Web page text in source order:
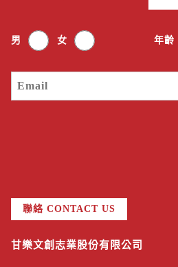
男 女 年齡
聯絡 CONTACT US
甘樂文創志業股份有限公司